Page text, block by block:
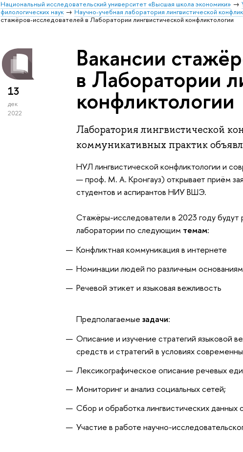
Национальный исследовательский университет «Высшая школа экономики»
филологических наук
Научно-учебная лаборатория лингвистической
стажёров-исследователей в Лаборатории лингвистической конфликтологии
13
дек
2022
Вакансии
в Лаборатории
конфликтологии
Лаборатория лингвистической
коммуникативных практик
НУЛлингвистической конфликтологии и
— проф. М. А. Кронгауз) открывает приём
студентов и аспирантов НИУ ВШЭ.
Стажёры-исследователи в 2023 году будут
лаборатории по следующим темам:
Конфликтная коммуникация в интернете
Номинации людей по различным основаниям
Речевой этикет и языковая вежливость
Предполагаемыезадачи:
Описание и изучение стратегий языковой
средств и стратегий в условиях
Лексикографическое описание речевых
Мониторинг и анализ социальных сетей;
Сбор и обработка лингвистических данных
Участие в работе научно-